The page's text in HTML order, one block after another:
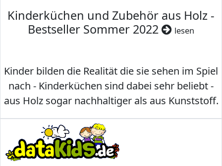
Kinderküchen und Zubehör aus Holz -
Bestseller Sommer 2022
lesen
Kinder bilden die Realität die sie sehen im Spiel
nach - Kinderküchen sind dabei sehr beliebt -
aus Holz sogar nachhaltiger als aus Kunststoff.